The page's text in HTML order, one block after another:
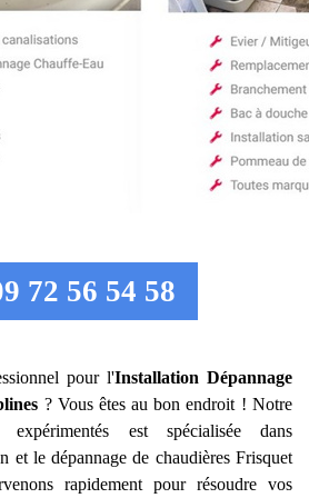
72 56 54 58
pour l'Installation Dépannage
? Vous êtes au bon endroit ! Notre
est spécialisée dans
et le dépannage de chaudières Frisquet
rapidement pour résoudre vos